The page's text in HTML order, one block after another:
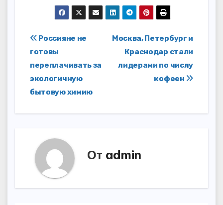
Навигация
по
записям
Москва, Петербург и
Краснодар стали
лидерами по числу
кофеен
Россияне не
готовы
переплачивать за
экологичную
бытовую химию
От admin